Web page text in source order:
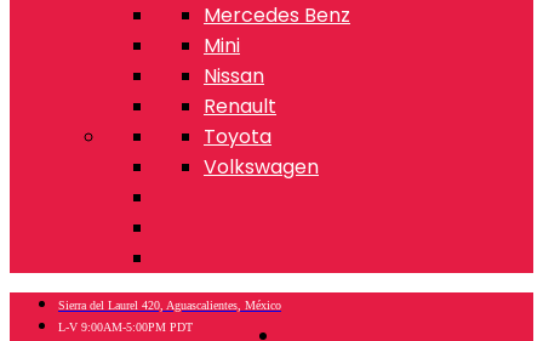
Mercedes Benz
Mini
Nissan
Renault
Toyota
Volkswagen
Sierra del Laurel 420, Aguascalientes, México
L-V 9:00AM-5:00PM PDT